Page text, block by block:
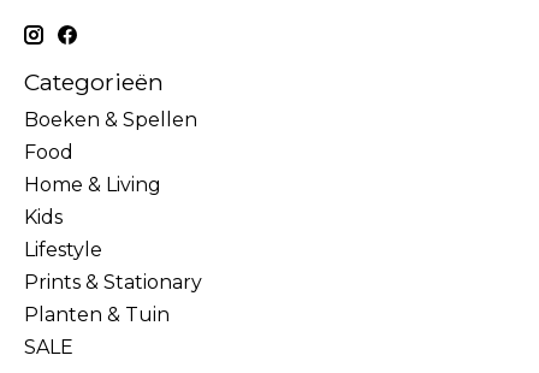
Categorieën
Boeken & Spellen
Food
Home & Living
Kids
Lifestyle
Prints & Stationary
Planten & Tuin
SALE